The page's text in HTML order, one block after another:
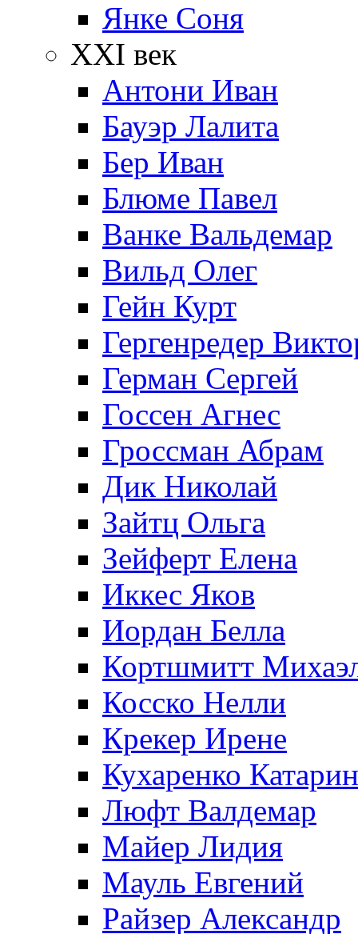
Янке Соня
XXI век
Антони Иван
Бауэр Лалита
Бер Иван
Блюме Павел
Ванке Вальдемар
Вильд Олег
Гейн Курт
Гергенредер
Герман Сергей
Госсен Агнес
Гроссман Абрам
Дик Николай
Зайтц Ольга
Зейферт Елена
Иккес Яков
Иордан Белла
Кортшмитт
Косско Нелли
Крекер Ирене
Кухаренко
Люфт Валдемaр
Майер Лидия
Мауль Евгений
Райзер Александр